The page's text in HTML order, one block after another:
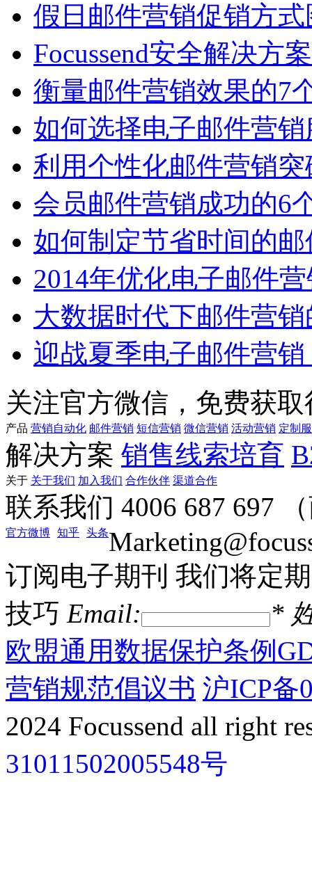
假日邮件营销促销方
Focussend安全解决方
衡量邮件营销效果的7
如何选择电子邮件营
利用个性化邮件营销
会员邮件营销成功的6
如何制定节省时间的
2014年优化电子邮件
大数据时代下邮件营
迎战夏季电子邮件营销
关注官方微信，免费获
产品 营销自动化 邮件营销 短信营销 微信营销 活动营销 定制
解决方案 销售线索培育
关于 关于我们 加入我们 合作伙伴 渠道合作
联系我们 4006 687 697
官方微博 知乎 头条
订阅电子期刊 我们将定
技巧 Email: *
欧盟通用数据保护条例
营销规范倡议书 沪ICP备
2024 Focussend all right
31011502005548号